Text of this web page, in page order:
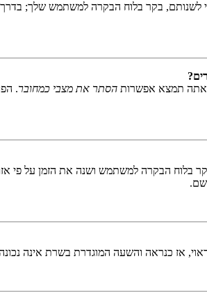
בקר בלוח הבקרה למשתמש שלך;
תמצא אפשרות הסתר את מצבי כמחובר.
בלוח הבקרה למשתמש ושנה את הזמן על פי
אז כנראה והשעה המוגדרת בשרת אינה